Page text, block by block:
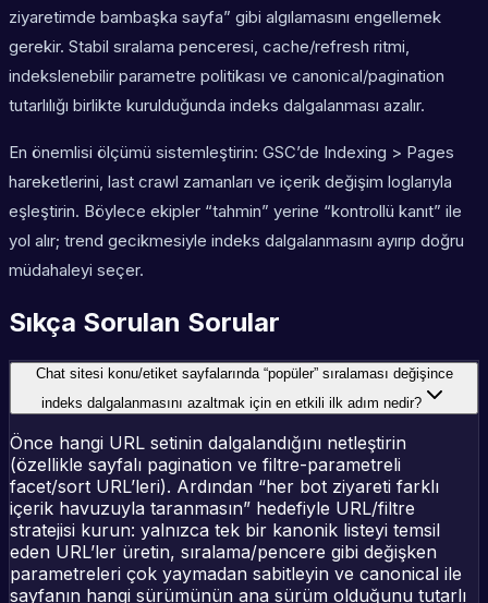
ziyaretimde bambaşka sayfa” gibi algılamasını engellemek
gerekir. Stabil sıralama penceresi, cache/refresh ritmi,
indekslenebilir parametre politikası ve canonical/pagination
tutarlılığı birlikte kurulduğunda indeks dalgalanması azalır.
En önemlisi ölçümü sistemleştirin: GSC’de Indexing > Pages
hareketlerini, last crawl zamanları ve içerik değişim loglarıyla
eşleştirin. Böylece ekipler “tahmin” yerine “kontrollü kanıt” ile
yol alır; trend gecikmesiyle indeks dalgalanmasını ayırıp doğru
müdahaleyi seçer.
Sıkça Sorulan Sorular
Chat sitesi konu/etiket sayfalarında “popüler” sıralaması değişince
indeks dalgalanmasını azaltmak için en etkili ilk adım nedir?
Önce hangi URL setinin dalgalandığını netleştirin
(özellikle sayfalı pagination ve filtre-parametreli
facet/sort URL’leri). Ardından “her bot ziyareti farklı
içerik havuzuyla taranmasın” hedefiyle URL/filtre
stratejisi kurun: yalnızca tek bir kanonik listeyi temsil
eden URL’ler üretin, sıralama/pencere gibi değişken
parametreleri çok yaymadan sabitleyin ve canonical ile
sayfanın hangi sürümünün ana sürüm olduğunu tutarlı